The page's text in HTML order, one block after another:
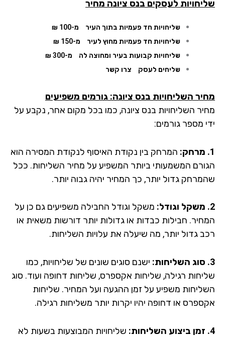
לעסקים בנס ציונה מחיר
שליחויות חד פעמיות בתוך העיר
מ-100 ₪
שליחויות חד פעמיות מחוץ לעיר
מ-150 ₪
שליחויות קבועות בעיר ומחוצה לה
מ-300 ₪
שליחים לעסק
צרו קשר
השליחויות בנס ציונה: גורמים משפיעים
השליחויות בנס ציונה, כמו בכל מקום אחר, נקבע על
מספר גורמים:
המרחק בין נקודת האיסוף לנקודת המסירה הוא
המשמעותי ביותר המשפיע על מחיר השליחות. ככל
גדול יותר, כך המחיר יהיה גבוה יותר.
משקל וגודל החבילה משפיעים גם כן על
חבילות כבדות או גדולות יותר דורשות משאית או
גדול יותר, מה שיעלה את עלויות השליחות.
ישנם סוגים שונים של שליחויות, כמו
רגילה, שליחות אקספרס, שליחות דחופה ועוד. סוג
משפיע על זמן ההגעה ועל המחיר. שליחות
או דחופה יהיו יקרות יותר משליחות רגילה.
שליחויות המבוצעות בשעות לא